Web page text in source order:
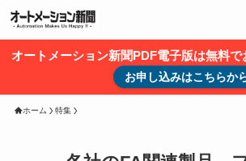
オートメーション新聞PDF電子版は無料
お申し込みはこちらか
ホーム 特集